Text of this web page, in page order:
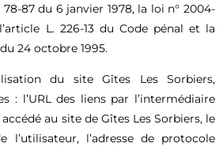
87 du 6 janvier 1978, la loi n° 2004-
L. 226-13 du Code pénal et la
24 octobre 1995.
du site Gîtes Les Sorbiers,
: l’URL des liens par l’intermédiaire
au site de Gîtes Les Sorbiers, le
l’utilisateur, l’adresse de protocole